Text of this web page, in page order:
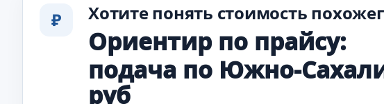
₽ Хотите понять стоимость
Ориентир по прайсу:
подача по Южно-
руб